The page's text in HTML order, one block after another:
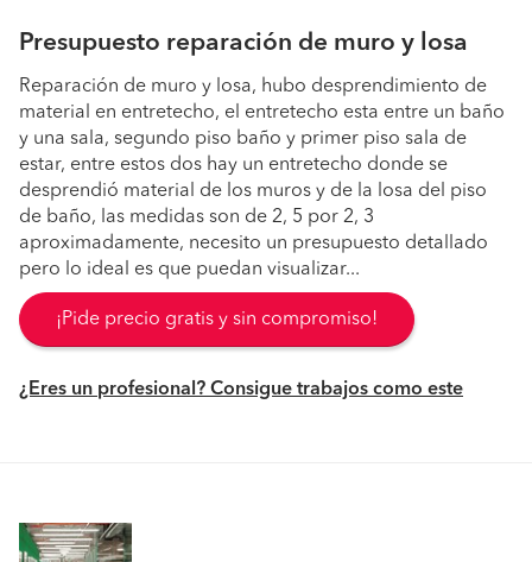
Presupuesto reparación de muro y losa
Reparación de muro y losa, hubo desprendimiento de
material en entretecho, el entretecho esta entre un baño
y una sala, segundo piso baño y primer piso sala de
estar, entre estos dos hay un entretecho donde se
desprendió material de los muros y de la losa del piso
de baño, las medidas son de 2, 5 por 2, 3
aproximadamente, necesito un presupuesto detallado
pero lo ideal es que puedan visualizar...
¡Pide precio gratis y sin compromiso!
¿Eres un profesional? Consigue trabajos como este